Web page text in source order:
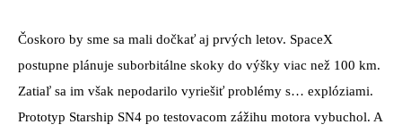
Čoskoro by sme sa mali dočkať aj prvých letov. SpaceX
postupne plánuje suborbitálne skoky do výšky viac než 100 km.
Zatiaľ sa im však nepodarilo vyriešiť problémy s… explóziami.
Prototyp Starship SN4 po testovacom zážihu motora vybuchol. A